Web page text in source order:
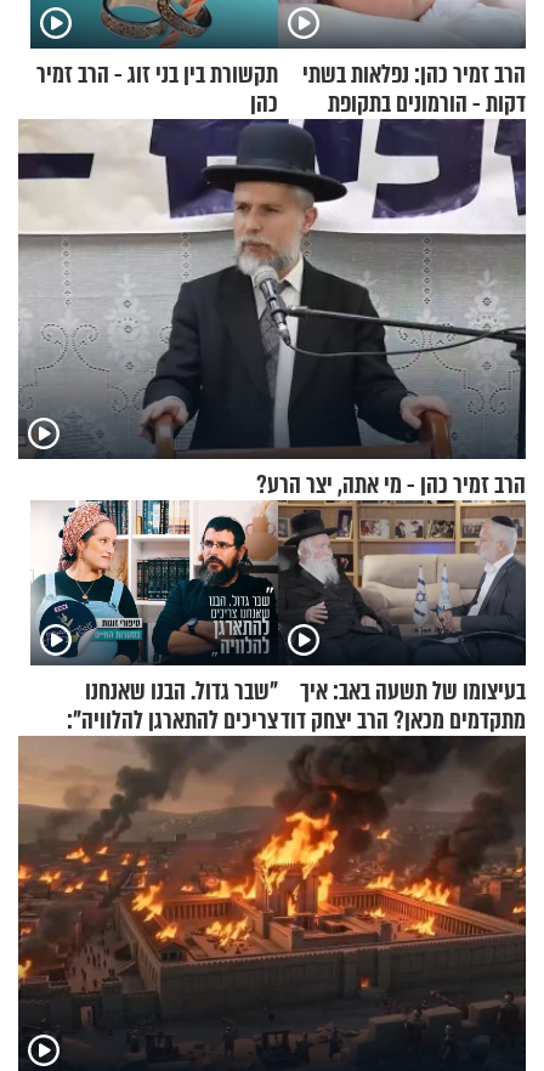
הרב זמיר כהן: נפלאות בשתי
דקות - הורמונים בתקופת
הפוריות
תקשורת בין בני זוג - הרב זמיר
כהן
הרב זמיר כהן - מי אתה, יצר הרע?
בעיצומו של תשעה באב: איך
מתקדמים מכאן? הרב יצחק דוד
גרוסמן בשיחה מיוחדת
"שבר גדול. הבנו שאנחנו
צריכים להתארגן להלוויה":
זוגיות במבחן, הפעם עם מרים
וגד דנינו